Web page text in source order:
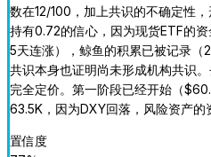
数在12/100，加上共识的不确定性
持有0.72的信心，因为现货ETF的
5天连涨），鲸鱼的积累已被记录
共识本身也证明尚未形成机构共识
完全定价。第一阶段已经开始（
63.5K，因为DXY回落，风险资产的
置信度